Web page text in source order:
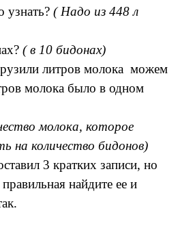
( Надо из 448 л
( в 10 бидонах)
литров молока можем
молока было в одном
молока, которое
на количество бидонов)
3 кратких записи, но
найдите ее и